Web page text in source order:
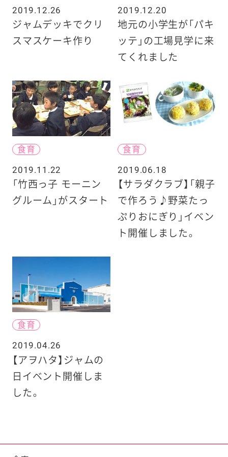
2019.12.26
ジャムデッキでクリ
スマスケーキ作り
2019.12.20
地元の小学生が「パキ
ッテ」の工場見学に来
てくれました
食育
2019.11.22
「竹西っ子 モーニン
グルーム」がスタート
食育
2019.06.18
【サラダクラブ】「親子
で作ろう♪野菜たっ
ぷりおにぎり」イベン
ト開催しました。
食育
2019.04.26
【アヲハタ】ジャムの
日イベント開催しま
した。